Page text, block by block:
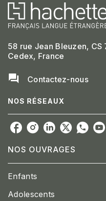
58 rue Jean Bleuzen,
Cedex, France
question_answer Contactez-nous
NOS RÉSEAUX
NOS OUVRAGES
Enfants
Adolescents